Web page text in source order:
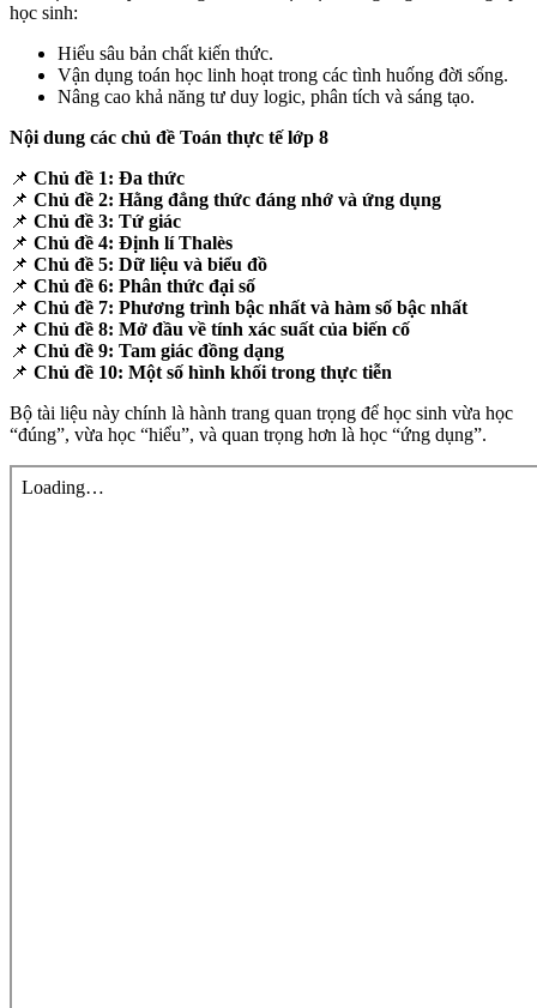
học sinh:
Hiểu sâu bản chất kiến thức.
Vận dụng toán học linh hoạt trong các tình huống đời sống.
Nâng cao khả năng tư duy logic, phân tích và sáng tạo.
Nội dung các chủ đề Toán thực tế lớp 8
📌 Chủ đề 1: Đa thức
📌 Chủ đề 2: Hằng đẳng thức đáng nhớ và ứng dụng
📌 Chủ đề 3: Tứ giác
📌 Chủ đề 4: Định lí Thalès
📌 Chủ đề 5: Dữ liệu và biểu đồ
📌 Chủ đề 6: Phân thức đại số
📌 Chủ đề 7: Phương trình bậc nhất và hàm số bậc nhất
📌 Chủ đề 8: Mở đầu về tính xác suất của biến cố
📌 Chủ đề 9: Tam giác đồng dạng
📌 Chủ đề 10: Một số hình khối trong thực tiễn
Bộ tài liệu này chính là hành trang quan trọng để học sinh vừa học
“đúng”, vừa học “hiểu”, và quan trọng hơn là học “ứng dụng”.